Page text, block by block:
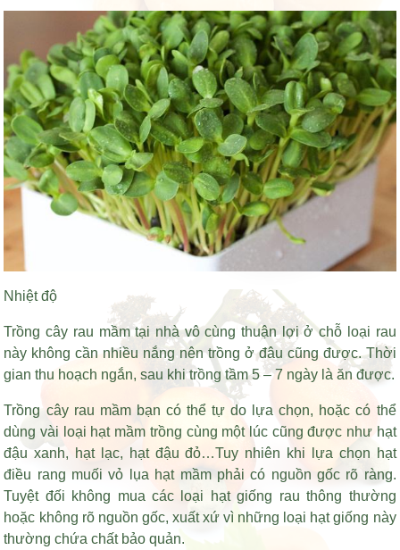
Nhiệt độ
Trồng cây rau mầm tại nhà vô cùng thuận lợi ở chỗ loại rau
này không cần nhiều nắng nên trồng ở đâu cũng được. Thời
gian thu hoạch ngắn, sau khi trồng tầm 5 – 7 ngày là ăn được.
Trồng cây rau mầm bạn có thể tự do lựa chọn, hoặc có thể
dùng vài loại hạt mầm trồng cùng một lúc cũng được như hạt
đậu xanh, hạt lạc, hạt đậu đỏ…Tuy nhiên khi lựa chọn hạt
điều rang muối vỏ lụa hạt mầm phải có nguồn gốc rõ ràng.
Tuyệt đối không mua các loại hạt giống rau thông thường
hoặc không rõ nguồn gốc, xuất xứ vì những loại hạt giống này
thường chứa chất bảo quản.